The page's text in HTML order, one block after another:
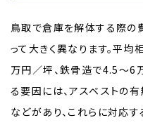
鳥取で倉庫を解体する際の
って大きく異なります。平
万円／坪、鉄骨造で4.5〜6
る要因には、アスベストの
などがあり、これらに対応